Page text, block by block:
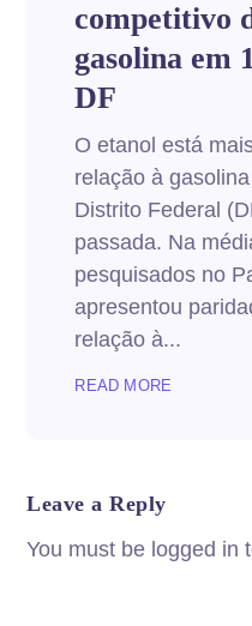
competitivo
gasolina em
DF
O etanol está
relação à
Distrito Federal
passada. Na
pesquisados no
apresentou
relação à...
READ MORE
Leave a Reply
You must be logged in